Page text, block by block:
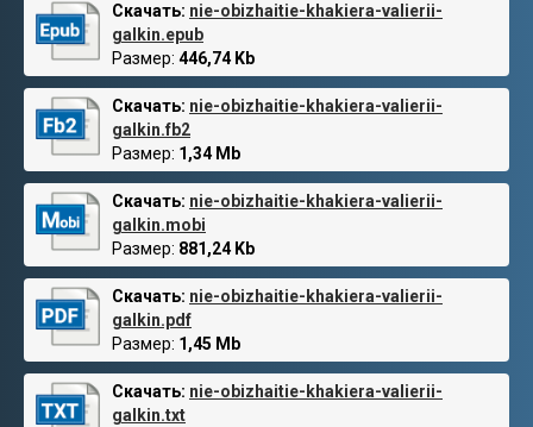
Скачать: nie-obizhaitie-khakiera-valierii-
galkin.epub
Размер: 446,74 Kb
Скачать: nie-obizhaitie-khakiera-valierii-
galkin.fb2
Размер: 1,34 Mb
Скачать: nie-obizhaitie-khakiera-valierii-
galkin.mobi
Размер: 881,24 Kb
Скачать: nie-obizhaitie-khakiera-valierii-
galkin.pdf
Размер: 1,45 Mb
Скачать: nie-obizhaitie-khakiera-valierii-
galkin.txt